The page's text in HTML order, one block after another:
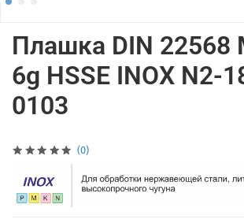
(0)
Плашка DIN 22568
6g HSSE INOX N2-
0103